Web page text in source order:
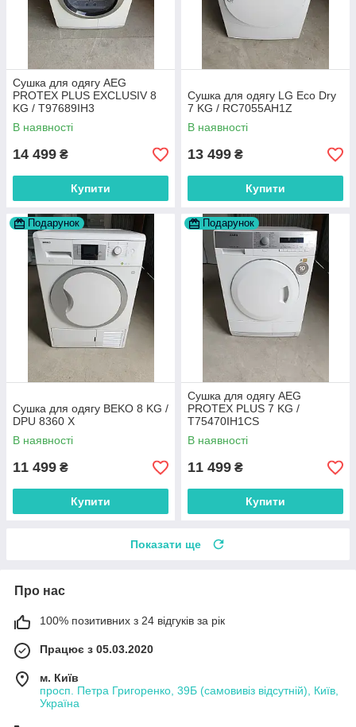
Сушка для одягу AEG
PROTEX PLUS EXCLUSIV 8
KG / T97689IH3
В наявності
14 499 ₴
Купити
Сушка для одягу LG Eco Dry
7 KG / RC7055AH1Z
В наявності
13 499 ₴
Купити
Подарунок
Сушка для одягу BEKO 8 KG /
DPU 8360 X
В наявності
11 499 ₴
Купити
Подарунок
Сушка для одягу AEG
PROTEX PLUS 7 KG /
T75470IH1CS
В наявності
11 499 ₴
Купити
Показати ще
Про нас
100% позитивних з 24 відгуків за рік
Працює з 05.03.2020
м. Київ
просп. Петра Григоренко, 39Б (самовивіз відсутній), Київ,
Україна